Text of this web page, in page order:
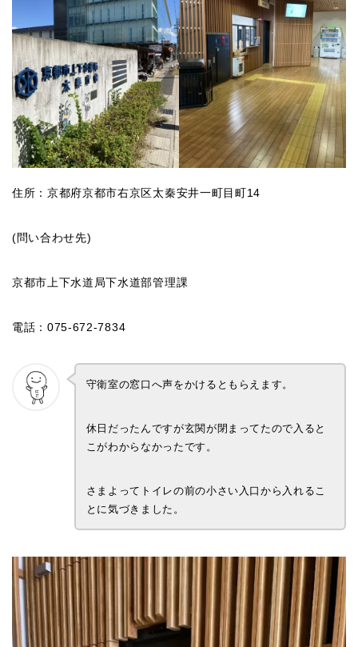
住所：京都府京都市右京区太秦安井一町目町14
(問い合わせ先)
京都市上下水道局下水道部管理課
電話：075-672-7834
守衛室の窓口へ声をかけるともらえます。
休日だったんですが玄関が閉まってたので入ると
こがわからなかったです。
さまよってトイレの前の小さい入口から入れるこ
とに気づきました。